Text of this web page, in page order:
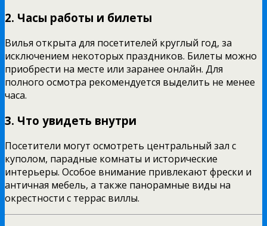
2. Часы работы и билеты
Вилья открыта для посетителей круглый год, за
исключением некоторых праздников. Билеты можно
приобрести на месте или заранее онлайн. Для
полного осмотра рекомендуется выделить не менее
часа.
3. Что увидеть внутри
Посетители могут осмотреть центральный зал с
куполом, парадные комнаты и исторические
интерьеры. Особое внимание привлекают фрески и
античная мебель, а также панорамные виды на
окрестности с террас виллы.